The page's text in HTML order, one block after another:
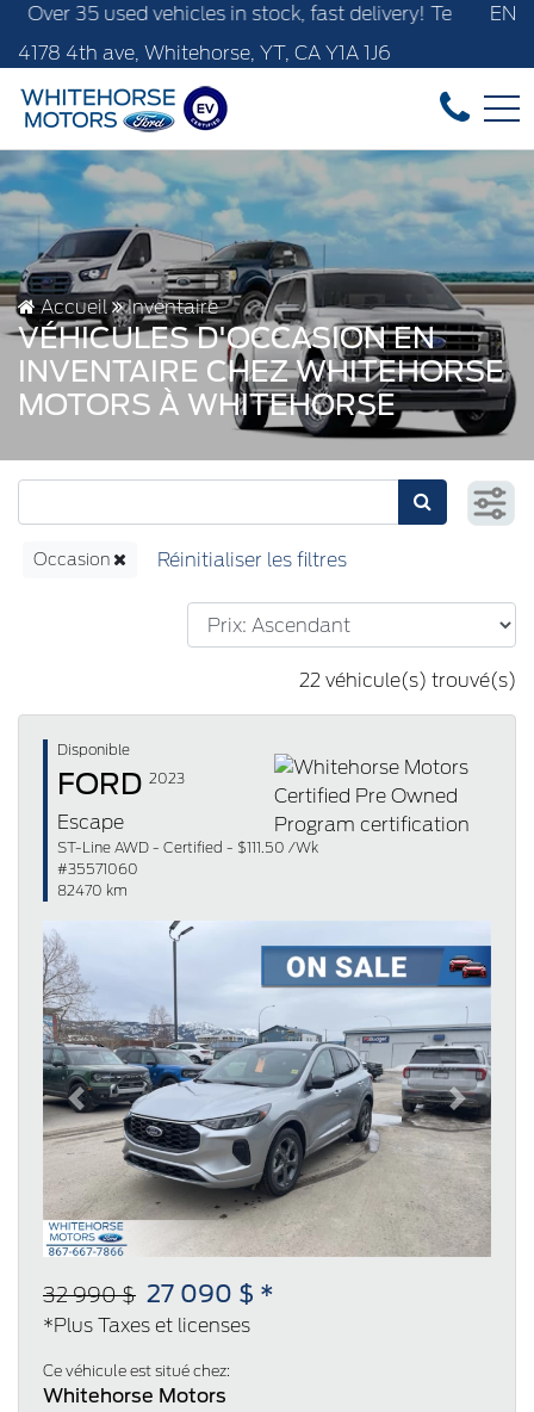
used vehicles in stock, fast delivery! Text our after-sales
4178 4th ave, Whitehorse, YT, CA Y1A 1J6
EN
Accueil Inventaire
VÉHICULES D'OCCASION EN
INVENTAIRE CHEZ WHITEHORSE
MOTORS À WHITEHORSE
Occasion
22 véhicule(s) trouvé(s)
Disponible
FORD 2023
Escape
ST-Line AWD - Certified - $111.50 /Wk
#35571060
82470 km
Previous Next
32 990 $ 27 090 $ *
*Plus Taxes et licenses
Ce véhicule est situé chez:
Whitehorse Motors